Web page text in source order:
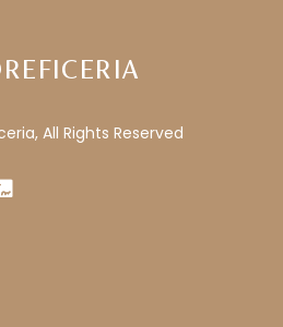
All Rights Reserved